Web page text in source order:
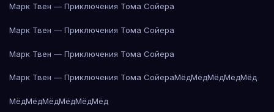
Марк Твен — Приключения Тома Сойера
Марк Твен — Приключения Тома Сойера
Марк Твен — Приключения Тома Сойера
Марк Твен — Приключения Тома СойераМёдМёдМёдМёдМёд
МёдМёдМёдМёдМёдМёд